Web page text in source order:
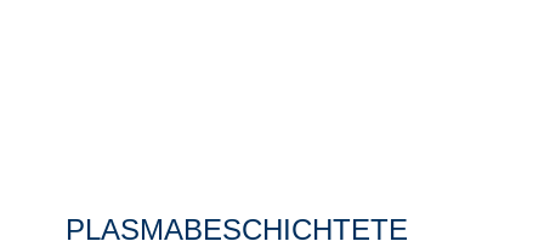
PLASMABESCHICHTETE